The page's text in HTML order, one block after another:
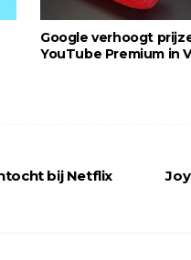
Google verhoogt
YouTube Premium in
bij Netflix